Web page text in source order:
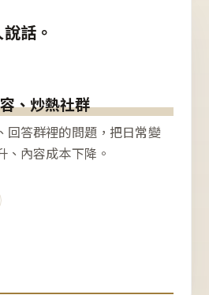
話。
、炒熱社群
回答群裡的問題，把日常變
、內容成本下降。